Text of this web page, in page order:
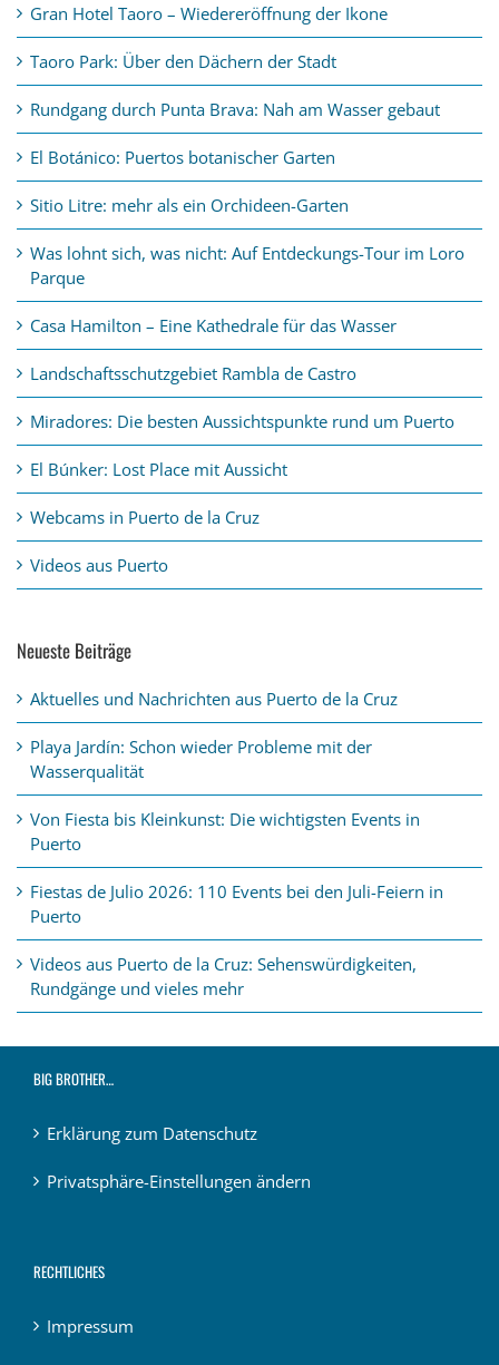
Gran Hotel Taoro – Wiedereröffnung der Ikone
Taoro Park: Über den Dächern der Stadt
Rundgang durch Punta Brava: Nah am Wasser gebaut
El Botánico: Puertos botanischer Garten
Sitio Litre: mehr als ein Orchideen-Garten
Was lohnt sich, was nicht: Auf Entdeckungs-Tour im Loro
Parque
Casa Hamilton – Eine Kathedrale für das Wasser
Landschaftsschutzgebiet Rambla de Castro
Miradores: Die besten Aussichtspunkte rund um Puerto
El Búnker: Lost Place mit Aussicht
Webcams in Puerto de la Cruz
Videos aus Puerto
Neueste Beiträge
Aktuelles und Nachrichten aus Puerto de la Cruz
Playa Jardín: Schon wieder Probleme mit der
Wasserqualität
Von Fiesta bis Kleinkunst: Die wichtigsten Events in
Puerto
Fiestas de Julio 2026: 110 Events bei den Juli-Feiern in
Puerto
Videos aus Puerto de la Cruz: Sehenswürdigkeiten,
Rundgänge und vieles mehr
BIG BROTHER…
Erklärung zum Datenschutz
Privatsphäre-Einstellungen ändern
RECHTLICHES
Impressum